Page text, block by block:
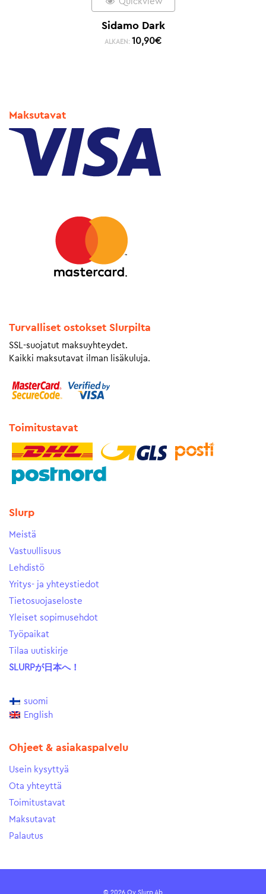
Sidamo Dark
ALKAEN: 10,90€
Maksutavat
Turvalliset ostokset Slurpilta
SSL-suojatut maksuyhteydet.
Kaikki maksutavat ilman lisäkuluja.
Toimitustavat
Slurp
Meistä
Vastuullisuus
Lehdistö
Yritys- ja yhteystiedot
Tietosuojaseloste
Yleiset sopimusehdot
Työpaikat
Tilaa uutiskirje
SLURPが日本へ！
suomi
English
Ohjeet & asiakaspalvelu
Usein kysyttyä
Ota yhteyttä
Toimitustavat
Maksutavat
Palautus
© 2026 Oy Slurp Ab